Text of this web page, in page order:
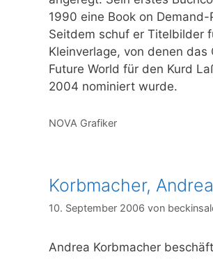
1990 eine Book on
Seitdem schuf er Titelbilder
Kleinverlage, von denen das
Future World für den Kurd
2004 nominiert wurde.
Kategorien
NOVA Grafiker
Korbmacher, Andrea
10. September 2006 von
Andrea Korbmacher